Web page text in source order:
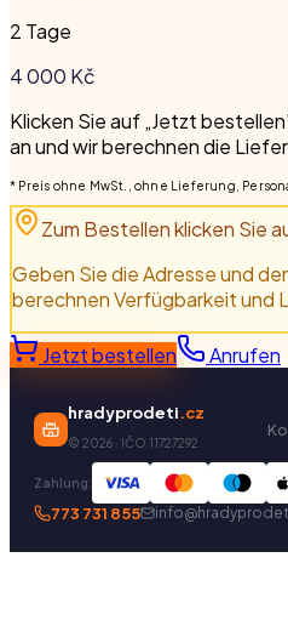
2 Tage
4 000 Kč
Klicken Sie auf „Jetzt
an und wir berechnen die
* Preis ohne MwSt., ohne Lieferung,
Zum Bestellen klicken Sie
Geben Sie die Adresse und
berechnen Verfügbarkeit und
Jetzt bestellen Anrufen
hradyprodeti.cz
© 2026 · IČO 11727292
Zahlung:
773 731 855